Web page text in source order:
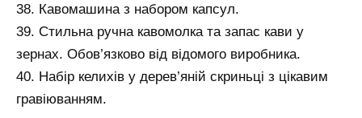
38. Кавомашина з набором капсул.
39. Стильна ручна кавомолка та запас кави у
зернах. Обов’язково від відомого виробника.
40. Набір келихів у дерев’яній скриньці з цікавим
гравіюванням.